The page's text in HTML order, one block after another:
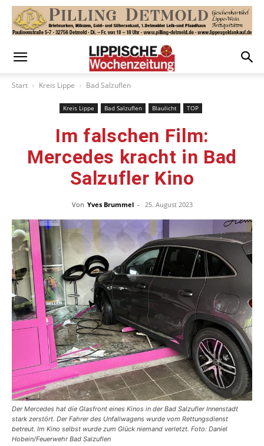
Start Kreis Lippe Bad Salzuflen
Kreis Lippe Bad Salzuflen Blaulicht TOP
Im falschen Film:
Mercedes kracht in Bad
Salzufler Kino
Von Yves Brummel - 25. August 2023
Der Mercedes hat die Glasfront eines Kinos in der Bad Salzufler Innenstadt
stark zerstört. Der Fahrer des Unfallwagens wurde vom Rettungsdienst
betreut. Im Kino selbst wurde zum Glück niemand verletzt. Foto: Daniel
Hobein/Feuerwehr Bad Salzuflen